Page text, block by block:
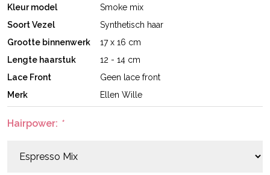
Kleur model
Smoke mix
Soort Vezel
Synthetisch haar
Grootte binnenwerk
17 x 16 cm
Lengte haarstuk
12 - 14 cm
Lace Front
Geen lace front
Merk
Ellen Wille
Hairpower: *